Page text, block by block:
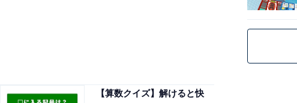
【算数クイズ】解けると快